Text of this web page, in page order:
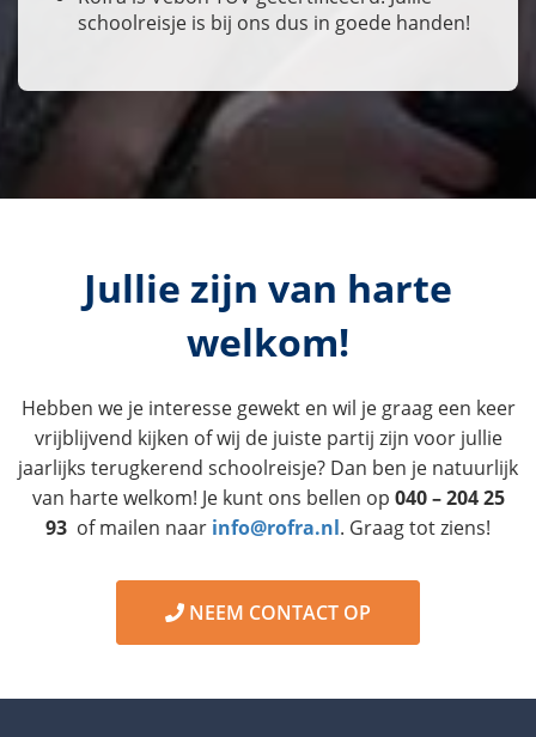
schoolreisje is bij ons dus in goede handen!
Jullie zijn van harte
welkom!
Hebben we je interesse gewekt en wil je graag een keer
vrijblijvend kijken of wij de juiste partij zijn voor jullie
jaarlijks terugkerend schoolreisje? Dan ben je natuurlijk
van harte welkom! Je kunt ons bellen op 040 – 204 25
93 of mailen naar info@rofra.nl. Graag tot ziens!
NEEM CONTACT OP